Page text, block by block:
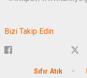
Bizi Takip Edin
Sıfır Atık